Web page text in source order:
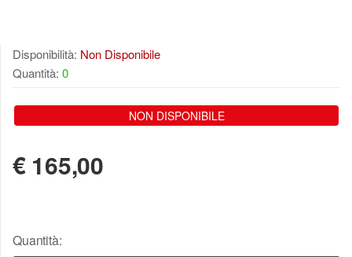
Disponibilità: Non Disponibile
Quantità: 0
NON DISPONIBILE
€ 165,00
Quantità: